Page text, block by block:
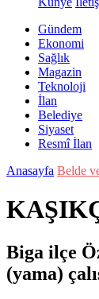
Gündem
Ekonomi
Sağlık
Magazin
Teknoloji
İlan
Belediye
Siyaset
Resmî İlan
Anasayfa Belde
Biga ilçe
(yama)